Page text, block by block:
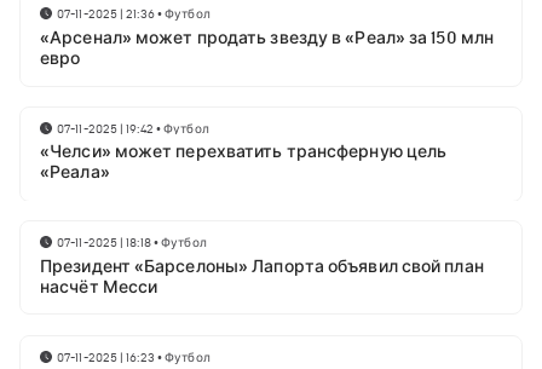
07-11-2025 | 21:36•Футбол
«Арсенал» может продать звезду в «Реал» за 150 млн
евро
07-11-2025 | 19:42 •Футбол
«Челси» может перехватить трансферную цель
«Реала»
07-11-2025 | 18:18•Футбол
Президент «Барселоны» Лапорта объявил свой план
насчёт Месси
07-11-2025 | 16:23 •Футбол